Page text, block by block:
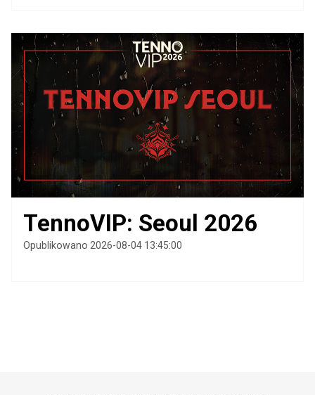
TennoVIP: Seoul 2026
Opublikowano 2026-08-04 13:45:00